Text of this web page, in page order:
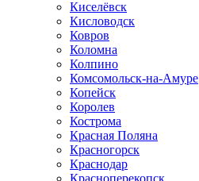
Киселёвск
Кисловодск
Ковров
Коломна
Колпино
Комсомольск-на-Амуре
Копейск
Королев
Кострома
Красная Поляна
Красногорск
Краснодар
Красноперекопск